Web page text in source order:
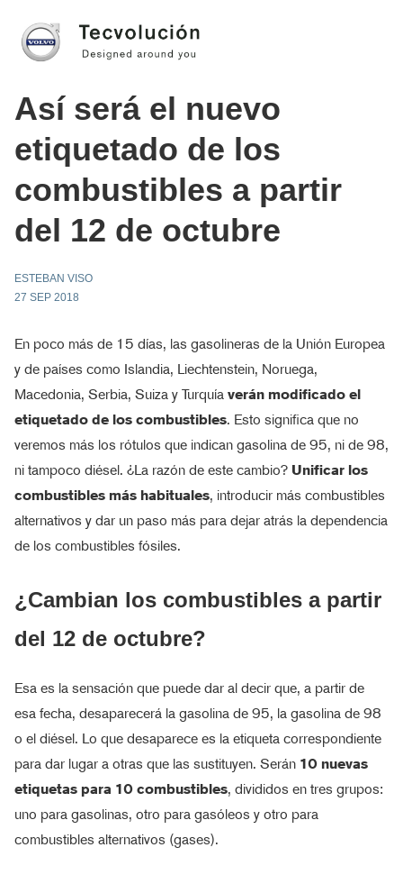
Así será el nuevo
etiquetado de los
combustibles a partir
del 12 de octubre
ESTEBAN VISO
27 SEP 2018
En poco más de 15 días, las gasolineras de la Unión Europea
y de países como Islandia, Liechtenstein, Noruega,
Macedonia, Serbia, Suiza y Turquía verán modificado el
etiquetado de los combustibles. Esto significa que no
veremos más los rótulos que indican gasolina de 95, ni de 98,
ni tampoco diésel. ¿La razón de este cambio? Unificar los
combustibles más habituales, introducir más combustibles
alternativos y dar un paso más para dejar atrás la dependencia
de los combustibles fósiles.
¿Cambian los combustibles a partir
del 12 de octubre?
Esa es la sensación que puede dar al decir que, a partir de
esa fecha, desaparecerá la gasolina de 95, la gasolina de 98
o el diésel. Lo que desaparece es la etiqueta correspondiente
para dar lugar a otras que las sustituyen. Serán 10 nuevas
etiquetas para 10 combustibles, divididos en tres grupos:
uno para gasolinas, otro para gasóleos y otro para
combustibles alternativos (gases).